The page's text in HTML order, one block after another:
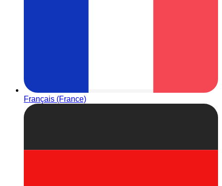
Français (France)